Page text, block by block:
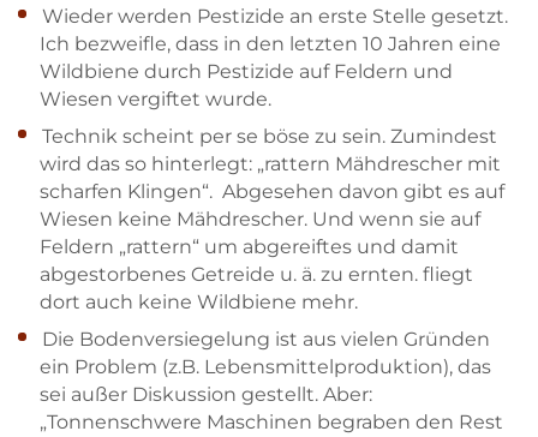
Wieder werden Pestizide an erste Stelle gesetzt.
Ich bezweifle, dass in den letzten 10 Jahren eine
Wildbiene durch Pestizide auf Feldern und
Wiesen vergiftet wurde.
Technik scheint per se böse zu sein. Zumindest
wird das so hinterlegt: „rattern Mähdrescher mit
scharfen Klingen“. Abgesehen davon gibt es auf
Wiesen keine Mähdrescher. Und wenn sie auf
Feldern „rattern“ um abgereiftes und damit
abgestorbenes Getreide u. ä. zu ernten. fliegt
dort auch keine Wildbiene mehr.
Die Bodenversiegelung ist aus vielen Gründen
ein Problem (z.B. Lebensmittelproduktion), das
sei außer Diskussion gestellt. Aber:
„Tonnenschwere Maschinen begraben den Rest